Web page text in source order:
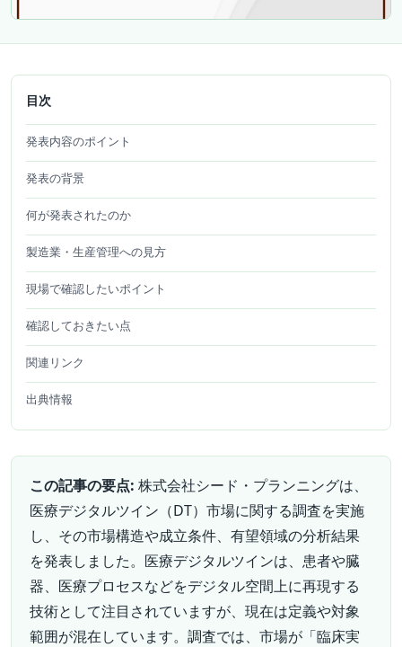
目次
発表内容のポイント
発表の背景
何が発表されたのか
製造業・生産管理への見方
現場で確認したいポイント
確認しておきたい点
関連リンク
出典情報
この記事の要点: 株式会社シード・プランニングは、
医療デジタルツイン（DT）市場に関する調査を実施
し、その市場構造や成立条件、有望領域の分析結果
を発表しました。医療デジタルツインは、患者や臓
器、医療プロセスなどをデジタル空間上に再現する
技術として注目されていますが、現在は定義や対象
範囲が混在しています。調査では、市場が「臨床実